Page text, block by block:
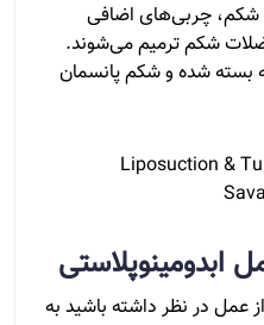
شکم، چربی‌های اضافی
شکم ترمیم می‌شوند.
بسته شده و شکم پانسمان
ابدومینوپلاستی
عمل در نظر داشته باشید به